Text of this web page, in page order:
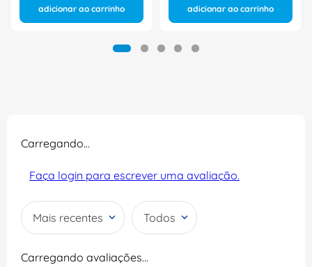
adicionar ao carrinho adicionar ao carrinho
Carregando…
Faça login para escrever uma avaliação.
Mais recentes Todos
Carregando avaliações…